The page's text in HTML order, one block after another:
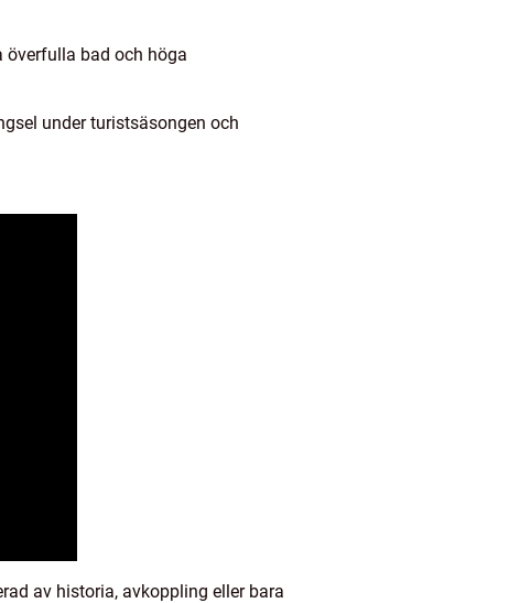
överfulla bad och höga
under turistsäsongen och
av historia, avkoppling eller bara